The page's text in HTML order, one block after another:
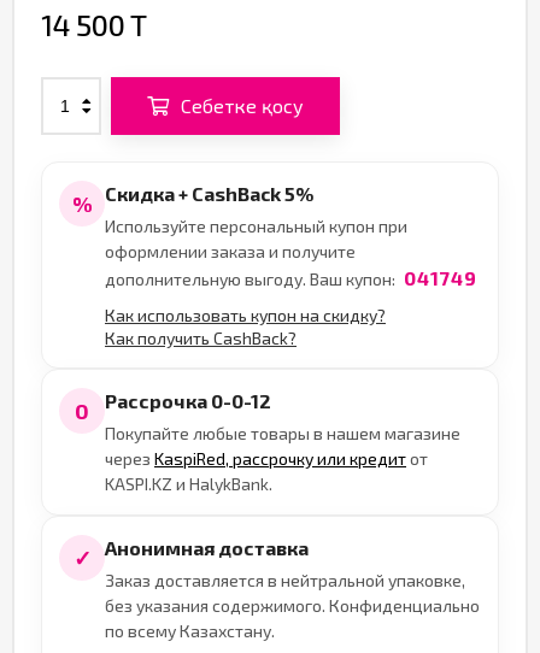
14 500 T
Себетке қосу
% Скидка + CashBack 5%
Используйте персональный купон при
оформлении заказа и получите
дополнительную выгоду. Ваш купон: 041749
Как использовать купон на скидку?
Как получить CashBack?
0 Рассрочка 0-0-12
Покупайте любые товары в нашем магазине
через KaspiRed, рассрочку или кредитот
KASPI.KZ и HalykBank.
✓ Анонимная доставка
Заказ доставляется в нейтральной упаковке,
без указания содержимого. Конфиденциально
по всему Казахстану.